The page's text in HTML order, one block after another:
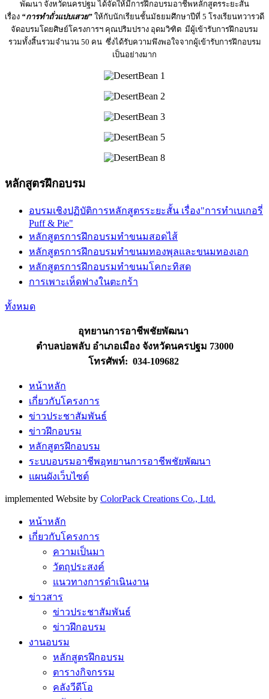
พัฒนา จังหวัดนครปฐม ได้จัดให้มีการฝึกอบรมอาชีพหลักสูตรระยะสั้น
เรื่อง “การทำถั่วแปบเสวย” ให้กับนักเรียนชั้นมัธยมศึกษาปีที่ 5 โรงเรียนทวารวดี
จัดอบรมโดยศิษย์โครงการฯ คุณปริมปราง อุดมวิฑิต มีผู้เข้ารับการฝึกอบรม
รวมทั้งสิ้นรวมจำนวน 50 คน ซึ่งได้รับความพึงพอใจจากผู้เข้ารับการฝึกอบรม
เป็นอย่างมาก
หลักสูตรฝึกอบรม
อบรมเชิงปฏิบัติการหลักสูตรระยะสั้น เรื่อง"การทำเบเกอรี่
Puff & Pie"
หลักสูตรการฝึกอบรมทำขนมสอดไส้
หลักสูตรการฝึกอบรมทำขนมทองพุลและขนมทองเอก
หลักสูตรการฝึกอบรมทำขนมโคกะทิสด
การเพาะเห็ดฟางในตะกร้า
ทั้งหมด
อุทยานการอาชีพชัยพัฒนา
ตำบลบ่อพลับ อำเภอเมือง จังหวัดนครปฐม 73000
โทรศัพท์: 034-109682
หน้าหลัก
เกี่ยวกับโครงการ
ข่าวประชาสัมพันธ์
ข่าวฝึกอบรม
หลักสูตรฝึกอบรม
ระบบอบรมอาชีพอุทยานการอาชีพชัยพัฒนา
แผนผังเว็บไซต์
implemented Website by ColorPack Creations Co., Ltd.
หน้าหลัก
เกี่ยวกับโครงการ
ความเป็นมา
วัตถุประสงค์
แนวทางการดำเนินงาน
ข่าวสาร
ข่าวประชาสัมพันธ์
ข่าวฝึกอบรม
งานอบรม
หลักสูตรฝึกอบรม
ตารางกิจกรรม
คลังวีดีโอ